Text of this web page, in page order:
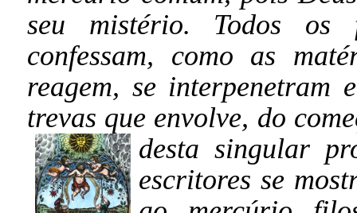
seu mistério. Todos
confessam, como as
reagem, se
trevas que envolve, do
desta singular
escritores se